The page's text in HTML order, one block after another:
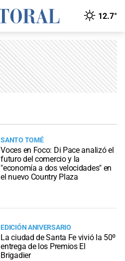
12.7°
SANTO TOMÉ
Voces en Foco: Di Pace analizó el
futuro del comercio y la
"economía a dos velocidades" en
el nuevo Country Plaza
EDICIÓN ANIVERSARIO
La ciudad de Santa Fe vivió la 50º
entrega de los Premios El
Brigadier